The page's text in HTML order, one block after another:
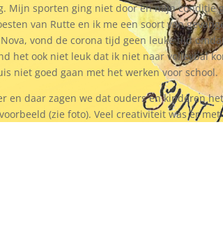
Mijn sporten ging niet door en mijn conditie
van Rutte en ik me een soort van
Nova, vond de corona tijd geen leuke tijd
het ook niet leuk dat ik niet naar volleybal
niet goed gaan met het werken voor school.
en daar zagen we dat ouders en kinderen
(zie foto). Veel creativiteit was er